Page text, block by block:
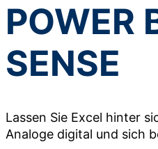
POWER
SENSE
Lassen Sie Excel hinter
Analoge digital und sich